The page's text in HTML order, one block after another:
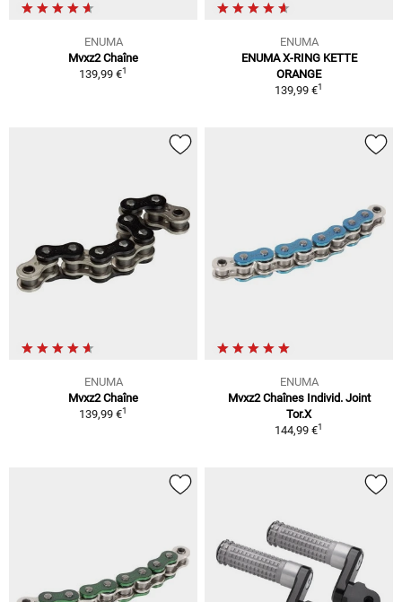
ENUMA
Mvxz2 Chaîne
139,99 €1
ENUMA
ENUMA X-RING KETTE
ORANGE
139,99 €1
ENUMA
Mvxz2 Chaîne
139,99 €1
ENUMA
Mvxz2 Chaînes Individ. Joint
Tor.X
144,99 €1